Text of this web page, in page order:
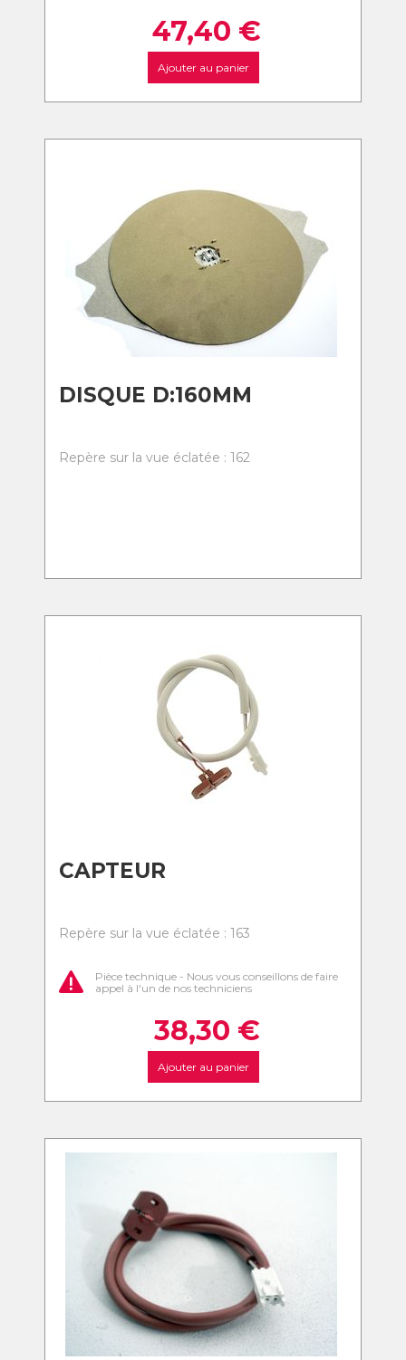
47,40 €
Ajouter au panier
DISQUE D:160MM
Repère sur la vue éclatée : 162
CAPTEUR
Repère sur la vue éclatée : 163
Pièce technique - Nous vous conseillons de faire
appel à l'un de nos techniciens
38,30 €
Ajouter au panier